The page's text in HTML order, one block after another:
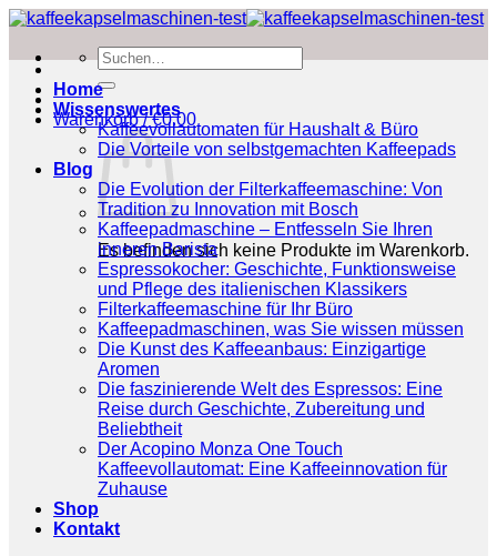
Zum
springen
Suchen
nach:
Warenkorb /€0.00
Es befinden sich keine Produkte im Warenkorb.
Home
Wissenswertes
Kaffeevollautomaten für Haushalt & Büro
Die Vorteile von selbstgemachten Kaffeepads
Blog
Die Evolution der Filterkaffeemaschine: Von
Tradition zu Innovation mit Bosch
Kaffeepadmaschine – Entfesseln Sie Ihren
inneren Barista
Espressokocher: Geschichte, Funktionsweise
und Pflege des italienischen Klassikers
Filterkaffeemaschine für Ihr Büro
Kaffeepadmaschinen, was Sie wissen müssen
Die Kunst des Kaffeeanbaus: Einzigartige
Aromen
Die faszinierende Welt des Espressos: Eine
Reise durch Geschichte, Zubereitung und
Beliebtheit
Der Acopino Monza One Touch
Kaffeevollautomat: Eine Kaffeeinnovation für
Zuhause
Shop
Kontakt